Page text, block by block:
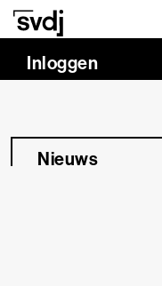
Naar hoofdinhoud
Inloggen
Nieuws